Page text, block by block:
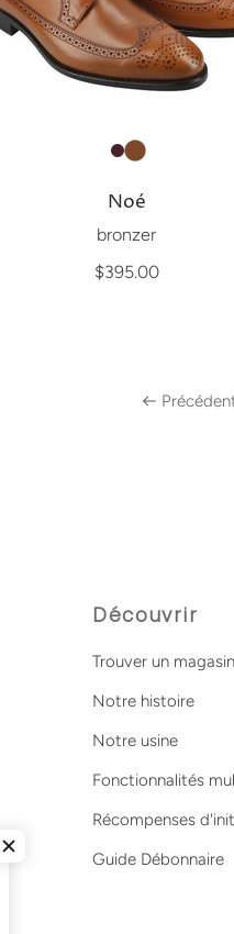
Noé
bronzer
$395.00
Découvrir
Trouver un
Notre histoire
Notre usine
Fonctionnalités
Récompenses
Guide Débonnaire